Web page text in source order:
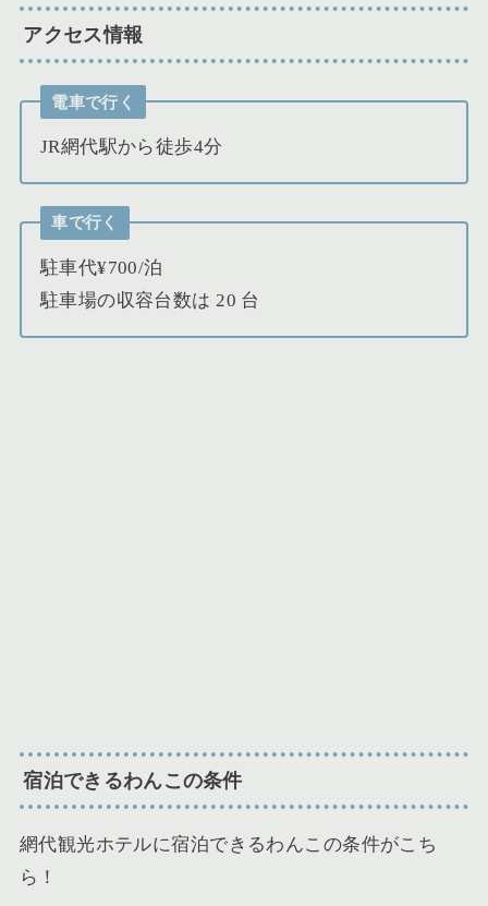
アクセス情報
電車で行く
JR網代駅から徒歩4分
車で行く
駐車代¥700/泊
駐車場の収容台数は 20 台
宿泊できるわんこの条件
網代観光ホテルに宿泊できるわんこの条件がこち
ら！